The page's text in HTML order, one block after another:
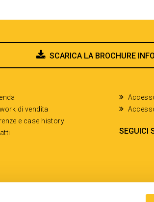
SCARICA LA BROCHURE
di vendita
e case history
SEGUICI